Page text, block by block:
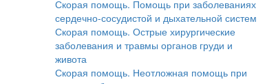
Скорая помощь. Помощь при заболеваниях
сердечно-сосудистой и дыхательной систем
Скорая помощь. Острые хирургические
заболевания и травмы органов груди и
живота
Скорая помощь. Неотложная помощь при